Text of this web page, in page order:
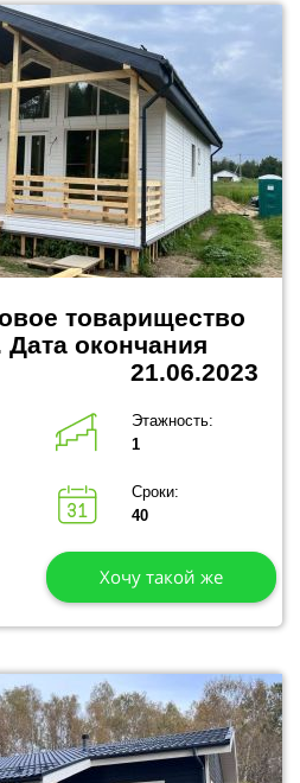
товарищество
Дата окончания
21.06.2023
Этажность:
1
Сроки:
40
Хочу такой же